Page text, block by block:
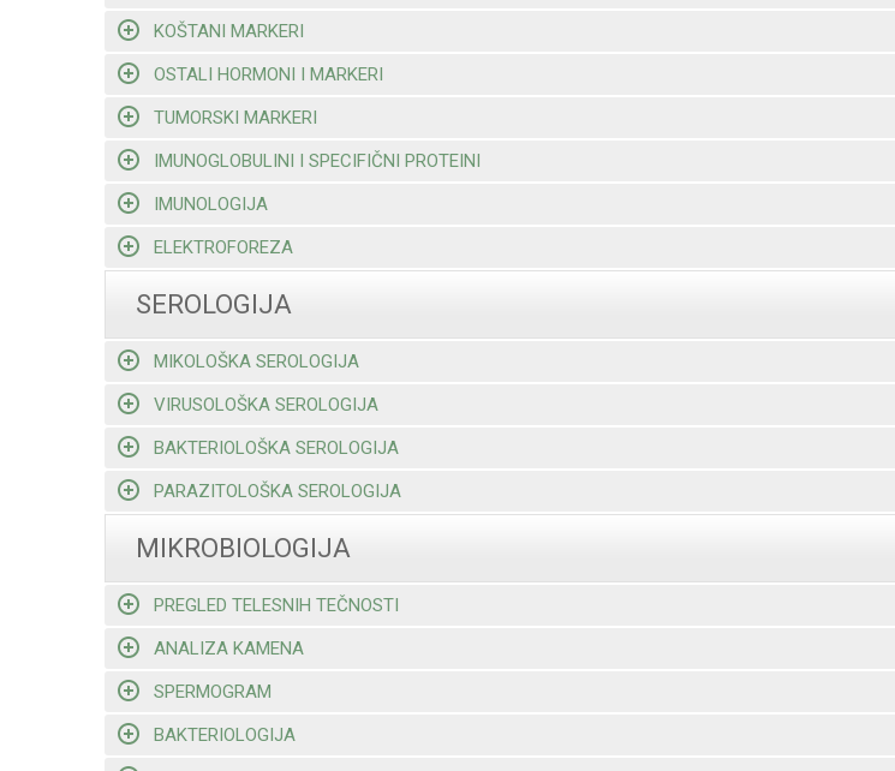
KOŠTANI MARKERI
OSTALI HORMONI I MARKERI
TUMORSKI MARKERI
IMUNOGLOBULINI I SPECIFIČNI PROTEINI
IMUNOLOGIJA
ELEKTROFOREZA
SEROLOGIJA
MIKOLOŠKA SEROLOGIJA
VIRUSOLOŠKA SEROLOGIJA
BAKTERIOLOŠKA SEROLOGIJA
PARAZITOLOŠKA SEROLOGIJA
MIKROBIOLOGIJA
PREGLED TELESNIH TEČNOSTI
ANALIZA KAMENA
SPERMOGRAM
BAKTERIOLOGIJA